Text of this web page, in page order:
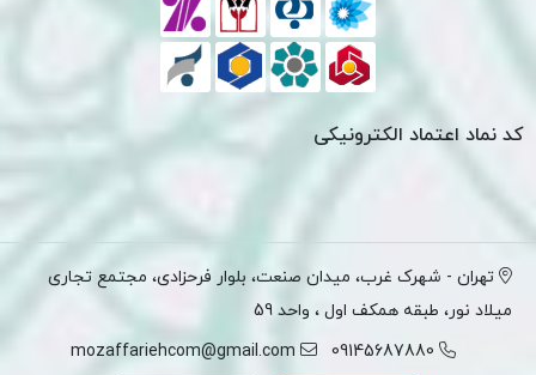
کد نماد اعتماد الکترونیکی
تهران - شهرک غرب، میدان صنعت، بلوار فرحزادی، مجتمع تجاری
میلاد نور، طبقه همکف اول ، واحد 59
09145687880
mozaffariehcom@gmail.com